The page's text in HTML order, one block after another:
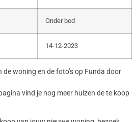
Onder bod
14-12-2023
de woning en de foto’s op Funda door
vind je nog meer huizen de te koop